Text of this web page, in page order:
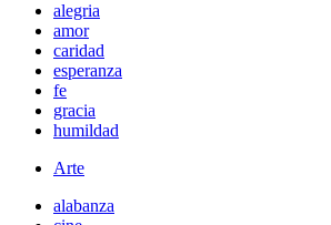
alegria
amor
caridad
esperanza
fe
gracia
humildad
Arte
alabanza